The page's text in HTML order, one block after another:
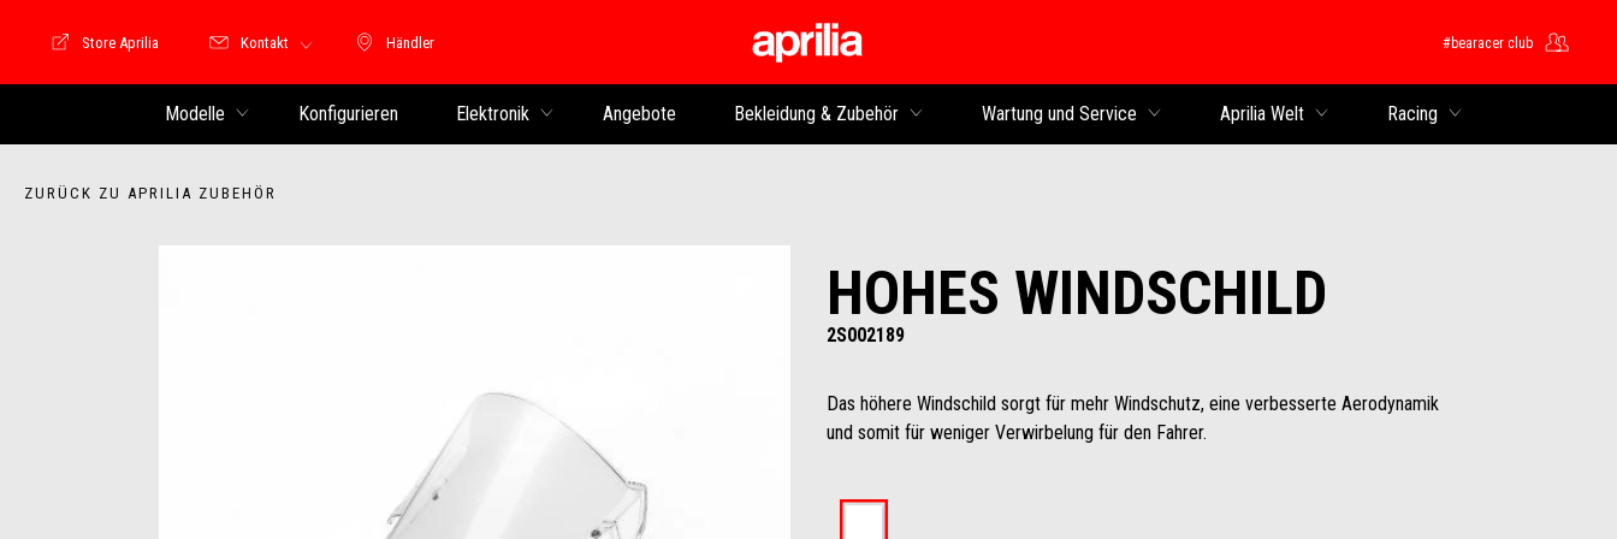
Händler
Händler
Store Motoguzzi
Store Aprilia Kontakt #bearacer club
Modelle Konfigurieren Elektronik Angebote Bekleidung & Zubehör Wartung und Service Aprilia Welt Racing
ZURÜCK ZU APRILIA ZUBEHÖR
HOHES WINDSCHILD
2S002189
Das höhere Windschild sorgt für mehr Windschutz, eine verbesserte Aerodynamik
und somit für weniger Verwirbelung für den Fahrer.